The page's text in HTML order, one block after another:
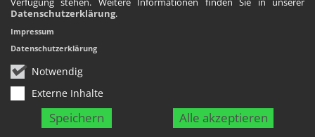
Datenschutzerklärung.
Notwendig
Externe Inhalte
Speichern Alle akzeptieren
Impressum
Datenschutzerklärung